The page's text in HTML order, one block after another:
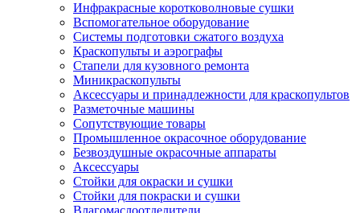
Инфракрасные коротковолновые сушки
Вспомогательное оборудование
Системы подготовки сжатого воздуха
Краскопульты и аэрографы
Стапели для кузовного ремонта
Миникраскопульты
Аксессуары и принадлежности для краскопультов
Разметочные машины
Сопутствующие товары
Промышленное окрасочное оборудование
Безвоздушные окрасочные аппараты
Аксессуары
Стойки для окраски и сушки
Стойки для покраски и сушки
Влагомаслоотделители